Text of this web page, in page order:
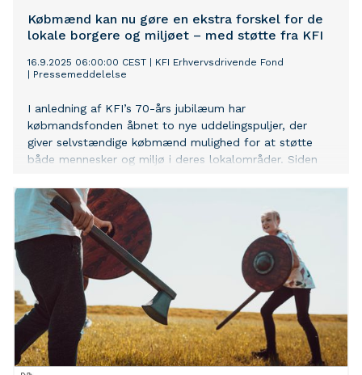
Købmænd kan nu gøre en ekstra forskel for de
lokale borgere og miljøet – med støtte fra KFI
16.9.2025 06:00:00 CEST
KFI Erhvervsdrivende Fond
Pressemeddelelse
I anledning af KFI’s 70-års jubilæum har
købmandsfonden åbnet to nye uddelingspuljer, der
giver selvstændige købmænd mulighed for at støtte
både mennesker og miljø i deres lokalområder. Siden
mio. kr. til lokale initiativer i hele landet – og interessen
er fortsat stigende.